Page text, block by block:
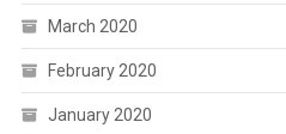
March 2020
February 2020
January 2020